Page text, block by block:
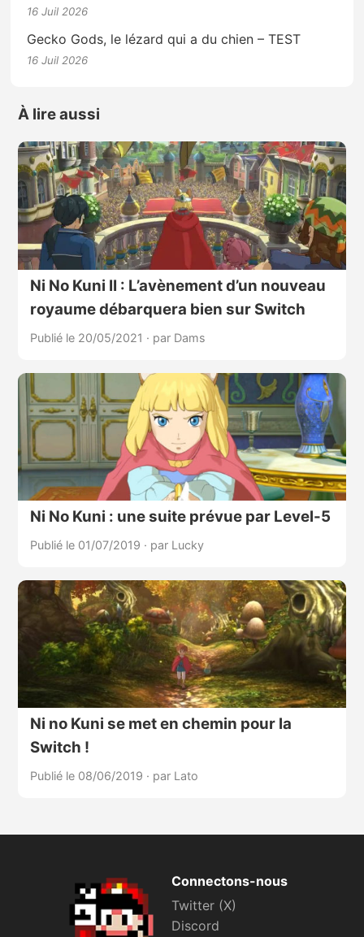
16 Juil 2026
Gecko Gods, le lézard qui a du chien – TEST
16 Juil 2026
À lire aussi
Ni No Kuni II : L’avènement d’un nouveau
royaume débarquera bien sur Switch
Publié le 20/05/2021 · par Dams
Ni No Kuni : une suite prévue par Level-5
Publié le 01/07/2019 · par Lucky
Ni no Kuni se met en chemin pour la
Switch !
Publié le 08/06/2019 · par Lato
Connectons-nous
Twitter (X)
Discord